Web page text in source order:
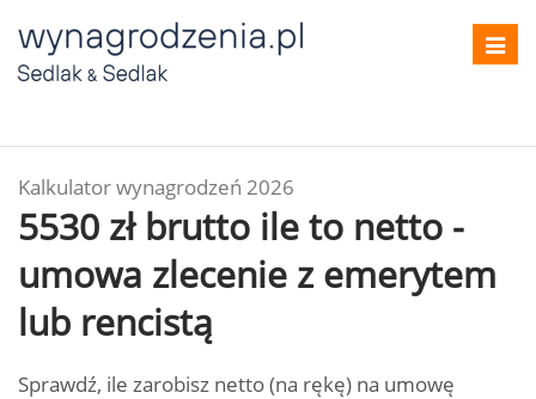
Kalkulator wynagrodzeń 2026
5530 zł brutto ile to netto -
umowa zlecenie z emerytem
lub rencistą
Sprawdź, ile zarobisz netto (na rękę) na umowę